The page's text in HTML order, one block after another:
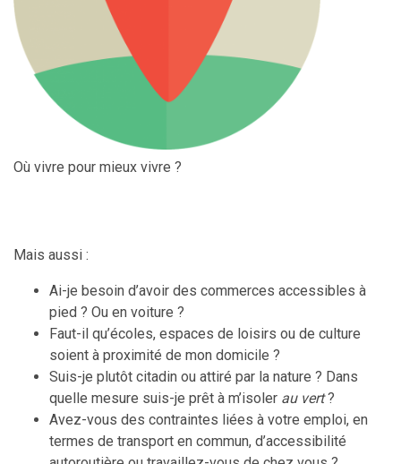
Où vivre pour mieux vivre ?
Mais aussi :
Ai-je besoin d’avoir des commerces accessibles à
pied ? Ou en voiture ?
Faut-il qu’écoles, espaces de loisirs ou de culture
soient à proximité de mon domicile ?
Suis-je plutôt citadin ou attiré par la nature ? Dans
quelle mesure suis-je prêt à m’isoler au vert?
Avez-vous des contraintes liées à votre emploi, en
termes de transport en commun, d’accessibilité